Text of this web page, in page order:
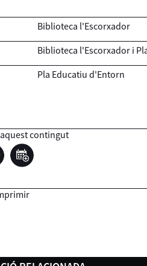
Biblioteca l'Escorxador
Biblioteca l'Escorxador i
Pla Educatiu d'Entorn
contingut